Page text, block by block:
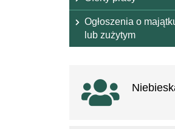
Ogłoszenia o
lub zużytym
Ważne linki